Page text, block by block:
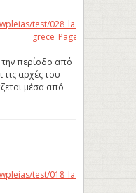
την περίοδο από
τις αρχές του
μέσα από